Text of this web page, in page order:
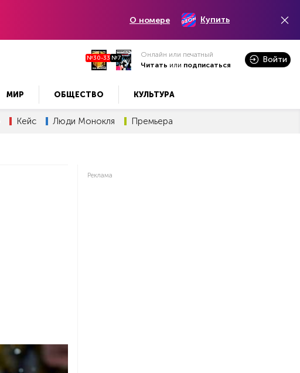
О номере Купить
№30-33 №7
Онлайн или печатный
Читать или подписаться
Войти
МИР ОБЩЕСТВО КУЛЬТУРА
Кейс Люди Монокля Премьера
Реклама